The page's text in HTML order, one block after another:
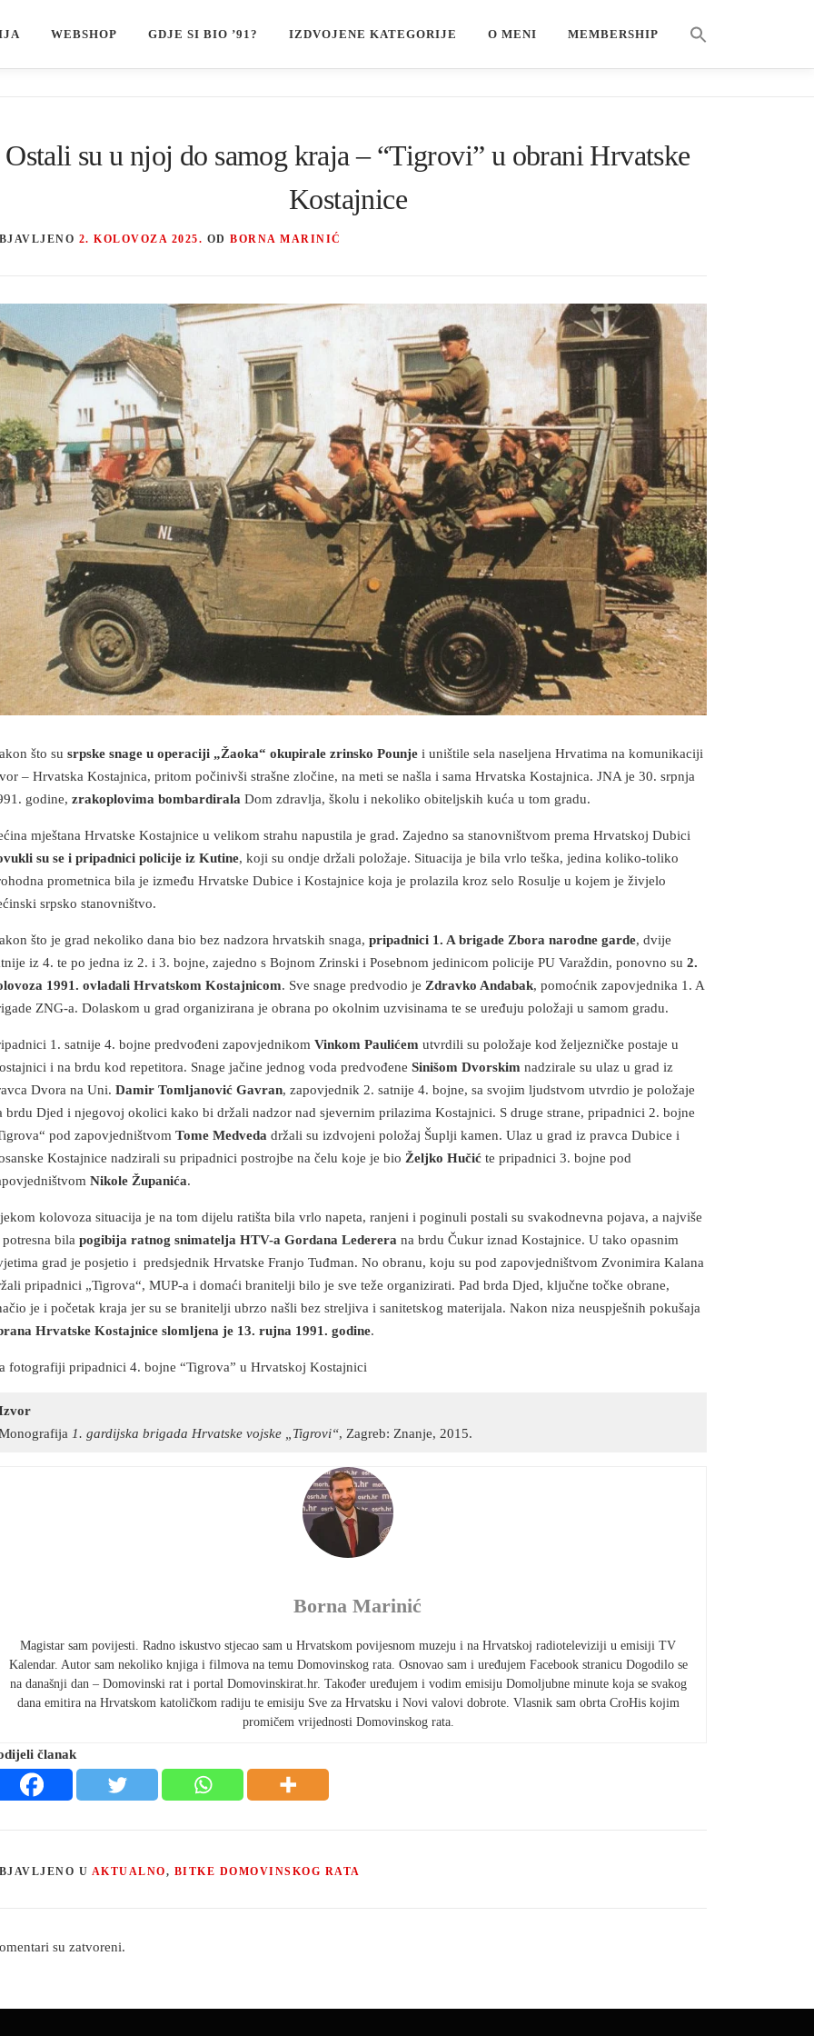
WEBSHOP GDJE SI BIO ’91? IZDVOJENE KATEGORIJE O MENI MEMBERSHIP
Ostali su u njoj do samog kraja – “Tigrovi” u obrani Hrvatske
Kostajnice
2. KOLOVOZA 2025. OD BORNA MARINIĆ
što su srpske snage u operaciji „Žaoka“ okupirale zrinsko Pounje i uništile sela naseljena Hrvatima na komunikaciji
– Hrvatska Kostajnica, pritom počinivši strašne zločine, na meti se našla i sama Hrvatska Kostajnica. JNA je 30. srpnja
godine, zrakoplovima bombardirala Dom zdravlja, školu i nekoliko obiteljskih kuća u tom gradu.
mještana Hrvatske Kostajnice u velikom strahu napustila je grad. Zajedno sa stanovništvom prema Hrvatskoj Dubici
su se i pripadnici policije iz Kutine, koji su ondje držali položaje. Situacija je bila vrlo teška, jedina koliko-toliko
prometnica bila je između Hrvatske Dubice i Kostajnice koja je prolazila kroz selo Rosulje u kojem je živjelo
srpsko stanovništvo.
što je grad nekoliko dana bio bez nadzora hrvatskih snaga, pripadnici 1. A brigade Zbora narodne garde, dvije
iz 4. te po jedna iz 2. i 3. bojne, zajedno s Bojnom Zrinski i Posebnom jedinicom policije PU Varaždin, ponovno su 2.
1991. ovladali Hrvatskom Kostajnicom. Sve snage predvodio je Zdravko Andabak, pomoćnik zapovjednika 1. A
ZNG-a. Dolaskom u grad organizirana je obrana po okolnim uzvisinama te se uređuju položaji u samom gradu.
1. satnije 4. bojne predvođeni zapovjednikom Vinkom Paulićem utvrdili su položaje kod željezničke postaje u
i na brdu kod repetitora. Snage jačine jednog voda predvođene Sinišom Dvorskim nadzirale su ulaz u grad iz
Dvora na Uni. Damir Tomljanović Gavran, zapovjednik 2. satnije 4. bojne, sa svojim ljudstvom utvrdio je položaje
brdu Djed i njegovoj okolici kako bi držali nadzor nad sjevernim prilazima Kostajnici. S druge strane, pripadnici 2. bojne
pod zapovjedništvom Tome Medveda držali su izdvojeni položaj Šuplji kamen. Ulaz u grad iz pravca Dubice i
Kostajnice nadzirali su pripadnici postrojbe na čelu koje je bio Željko Hučić te pripadnici 3. bojne pod
Nikole Županića.
kolovoza situacija je na tom dijelu ratišta bila vrlo napeta, ranjeni i poginuli postali su svakodnevna pojava, a najviše
potresna bila pogibija ratnog snimatelja HTV-a Gordana Lederera na brdu Čukur iznad Kostajnice. U tako opasnim
grad je posjetio i predsjednik Hrvatske Franjo Tuđman. No obranu, koju su pod zapovjedništvom Zvonimira Kalana
pripadnici „Tigrova“, MUP-a i domaći branitelji bilo je sve teže organizirati. Pad brda Djed, ključne točke obrane,
je i početak kraja jer su se branitelji ubrzo našli bez streljiva i sanitetskog materijala. Nakon niza neuspješnih pokušaja
Hrvatske Kostajnice slomljena je 13. rujna 1991. godine.
fotografiji pripadnici 4. bojne “Tigrova” u Hrvatskoj Kostajnici
1. gardijska brigada Hrvatske vojske „Tigrovi“, Zagreb: Znanje, 2015.
Borna Marinić
Magistar sam povijesti. Radno iskustvo stjecao sam u Hrvatskom povijesnom muzeju i na Hrvatskoj radioteleviziji u emisiji TV
Kalendar. Autor sam nekoliko knjiga i filmova na temu Domovinskog rata. Osnovao sam i uređujem Facebook stranicu Dogodilo se
na današnji dan – Domovinski rat i portal Domovinskirat.hr. Također uređujem i vodim emisiju Domoljubne minute koja se svakog
dana emitira na Hrvatskom katoličkom radiju te emisiju Sve za Hrvatsku i Novi valovi dobrote. Vlasnik sam obrta CroHis kojim
promičem vrijednosti Domovinskog rata.
članak
U AKTUALNO, BITKE DOMOVINSKOG RATA
su zatvoreni.